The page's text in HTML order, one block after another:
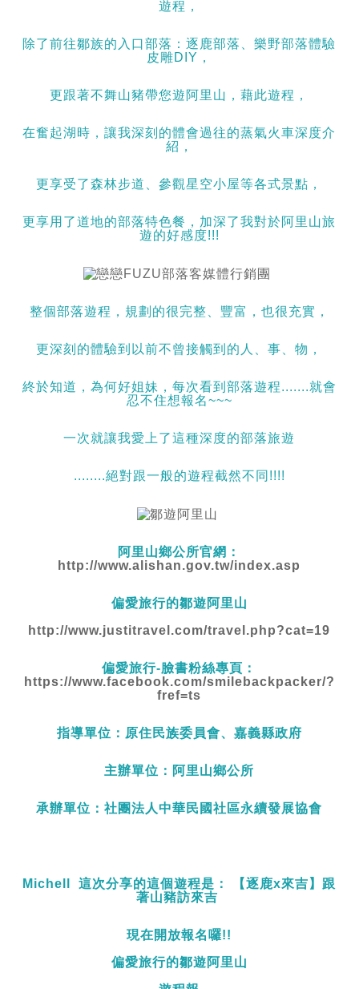
遊程，
除了前往鄒族的入口部落：逐鹿部落、樂野部落體驗
皮雕DIY，
更跟著不舞山豬帶您遊阿里山，藉此遊程，
在奮起湖時，讓我深刻的體會過往的蒸氣火車深度介
紹，
更享受了森林步道、參觀星空小屋等各式景點，
更享用了道地的部落特色餐，加深了我對於阿里山旅
遊的好感度!!!
整個部落遊程，規劃的很完整、豐富，也很充實，
更深刻的體驗到以前不曾接觸到的人、事、物，
終於知道，為何好姐妹，每次看到部落遊程.......就會
忍不住想報名~~~
一次就讓我愛上了這種深度的部落旅遊
........絕對跟一般的遊程截然不同!!!!
阿里山鄉公所官網：
http://www.alishan.gov.tw/index.asp
偏愛旅行的鄒遊阿里山
http://www.justitravel.com/travel.php?cat=19​
偏愛旅行-臉書粉絲專頁：
https://www.facebook.com/smilebackpacker/?
fref=ts
指導單位：原住民族委員會、嘉義縣政府
主辦單位：阿里山鄉公所
承辦單位：社團法人中華民國社區永續發展協會
Michell 這次分享的這個遊程是： 【逐鹿x來吉】跟
著山豬訪來吉
現在開放報名囉!!
偏愛旅行的鄒遊阿里山